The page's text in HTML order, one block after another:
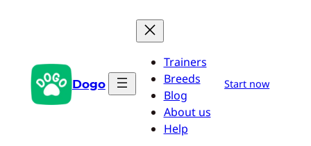
Dogo
Trainers
Breeds
Blog
About us
Help
Start now